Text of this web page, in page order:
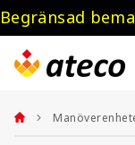
Begränsad